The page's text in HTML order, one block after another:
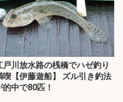
戸川放水路の桟橋でハゼ釣り
喫【伊藤遊船】 ズル引き釣法
的中で80匹！